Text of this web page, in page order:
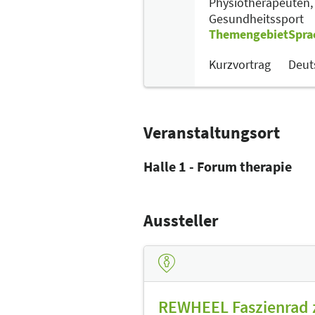
Gesundheitssport
Themengebiet
Kurzvortrag
Veranstaltungsort
Halle 1 - Forum therapie
Aussteller
REWHEEL